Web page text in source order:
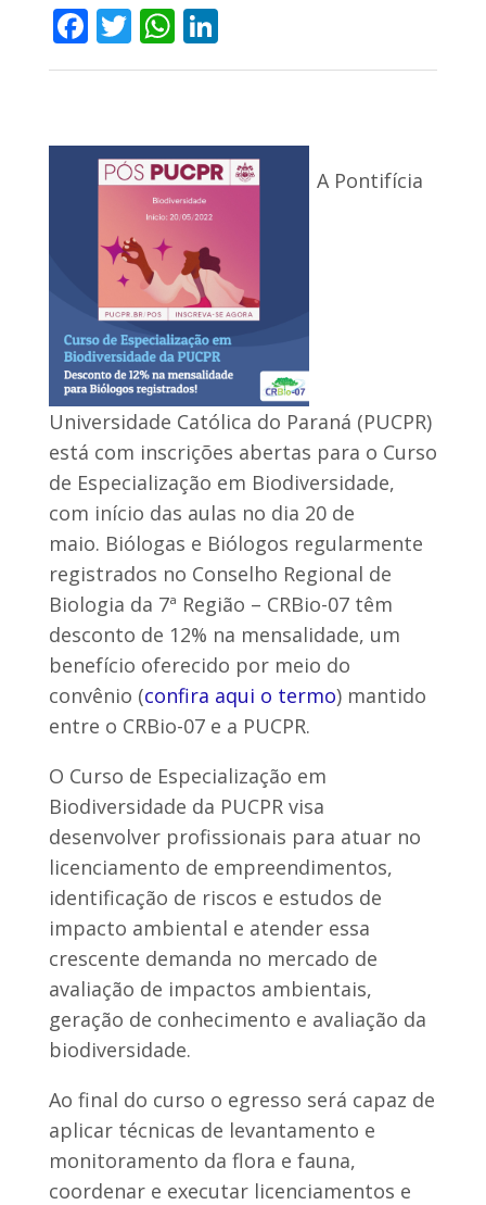
Facebook
Twitter
WhatsApp
LinkedIn
A Pontifícia
Universidade Católica do Paraná (PUCPR)
está com inscrições abertas para o Curso
de Especialização em Biodiversidade,
com início das aulas no dia 20 de
maio. Biólogas e Biólogos regularmente
registrados no Conselho Regional de
Biologia da 7ª Região – CRBio-07 têm
desconto de 12% na mensalidade, um
benefício oferecido por meio do
convênio (confira aqui o termo) mantido
entre o CRBio-07 e a PUCPR.
O Curso de Especialização em
Biodiversidade da PUCPR visa
desenvolver profissionais para atuar no
licenciamento de empreendimentos,
identificação de riscos e estudos de
impacto ambiental e atender essa
crescente demanda no mercado de
avaliação de impactos ambientais,
geração de conhecimento e avaliação da
biodiversidade.
Ao final do curso o egresso será capaz de
aplicar técnicas de levantamento e
monitoramento da flora e fauna,
coordenar e executar licenciamentos e